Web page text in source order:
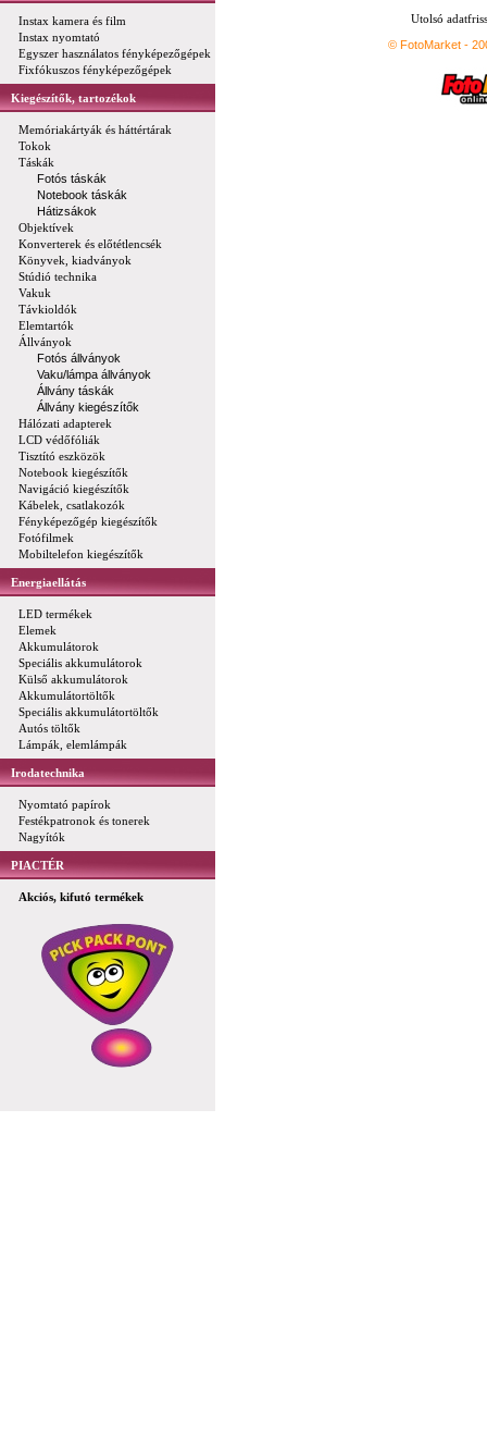
Instax kamera és film
Instax nyomtató
Egyszer használatos fényképezőgépek
Fixfókuszos fényképezőgépek
Kiegészítők, tartozékok
Memóriakártyák és háttértárak
Tokok
Táskák
Fotós táskák
Notebook táskák
Hátizsákok
Objektívek
Konverterek és előtétlencsék
Könyvek, kiadványok
Stúdió technika
Vakuk
Távkioldók
Elemtartók
Állványok
Fotós állványok
Vaku/lámpa állványok
Állvány táskák
Állvány kiegészítők
Hálózati adapterek
LCD védőfóliák
Tisztító eszközök
Notebook kiegészítők
Navigáció kiegészítők
Kábelek, csatlakozók
Fényképezőgép kiegészítők
Fotófilmek
Mobiltelefon kiegészítők
Energiaellátás
LED termékek
Elemek
Akkumulátorok
Speciális akkumulátorok
Külső akkumulátorok
Akkumulátortöltők
Speciális akkumulátortöltők
Autós töltők
Lámpák, elemlámpák
Irodatechnika
Nyomtató papírok
Festékpatronok és tonerek
Nagyítók
PIACTÉR
Akciós, kifutó termékek
Utolsó
© FotoMarket -